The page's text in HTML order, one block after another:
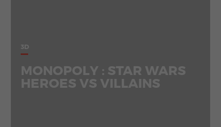
3D
MONOPOLY : STAR WARS
HEROES VS VILLAINS